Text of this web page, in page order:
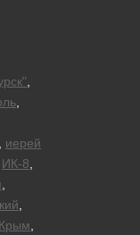
иерей
ИК-8
Крым